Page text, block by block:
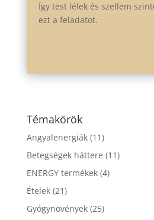
Így test lélek és szellem
ezt a feladatot.
Témakörök
Angyalenergiák(11)
Betegségek háttere (11)
ENERGY termékek(4)
Ételek(21)
Gyógynövények(25)